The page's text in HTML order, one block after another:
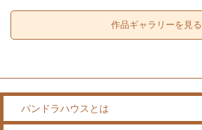
作品ギャラリーを見る
パンドラハウスとは